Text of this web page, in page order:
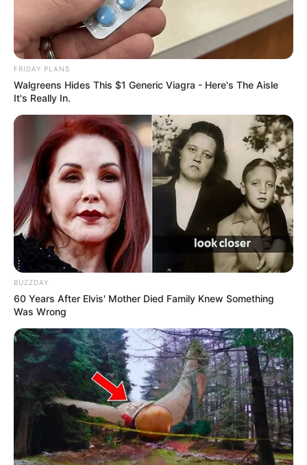
FRIDAY PLANS
Walgreens Hides This $1 Generic Viagra - Here's The Aisle
It's Really In.
BUZZDAY
60 Years After Elvis' Mother Died Family Knew Something
Was Wrong